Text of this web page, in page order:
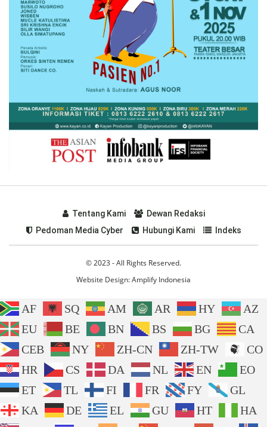
Tentang Kami
Dewan Redaksi
Pedoman Media Cyber
Hubungi Kami Indeks
© 2023 - All Rights Reserved.
Website Design:Amplify Indonesia
AF SQ AM AR HY
AZ
EU
BE BN BS BG
CA
CEB
NY ZH-CN ZH-TW
CO
HR
CS DA NL EN
EO
ET
TL FI FR FY
GL
KA
DE EL GU HT
HA